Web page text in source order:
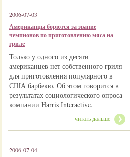
2006-07-03
Американцы борются за звание
чемпионов по приготовлению мяса на
гриле
Только у одного из десяти
американцев нет собственного гриля
для приготовления популярного в
США барбекю. Об этом говорится в
результатах социологического опроса
компании Harris Interactive.
читать дальше
2006-07-04